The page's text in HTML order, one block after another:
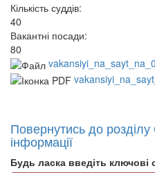
Кількість суддів:
40
Вакантні посади:
80
Повернутись до розділу
інформації
Будь ласка введіть